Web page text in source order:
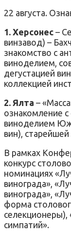
22 августа.
1. Херсонес –
винзавод) –
знакомство с
виноделием,
дегустацией
коллекцией
2. Ялта –
ознакомление
виноделием
вин),
В рамках
конкурс
номинациях
винограда»,
винограда»,
форма
селекционеры),
симпатий».